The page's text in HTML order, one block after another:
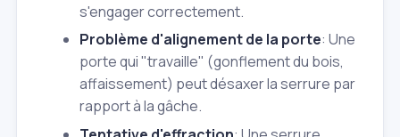
s'engager correctement.
Problème d'alignement de la porte: Une
porte qui "travaille" (gonflement du bois,
affaissement) peut désaxer la serrure par
rapport à la gâche.